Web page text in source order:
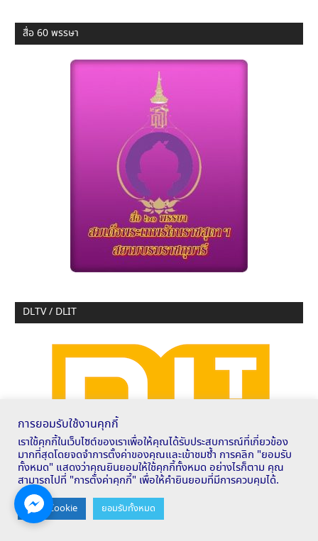
สื่อ 60 พรรษา
DLTV / DLIT
การยอมรับใช้งานคุกกี้
เราใช้คุกกี้ในเว็บไซต์ของเราเพื่อให้คุณได้รับประสบการณ์ที่เกี่ยวข้อง
มากที่สุดโดยจดจำการตั้งค่าของคุณและเข้าชมซ้ำ การคลิก "ยอมรับ
ทั้งหมด" แสดงว่าคุณยินยอมให้ใช้คุกกี้ทั้งหมด อย่างไรก็ตาม คุณ
สามารถไปที่ "การตั้งค่าคุกกี้" เพื่อให้คำยินยอมที่มีการควบคุมได้.
ตั้งค่า Cookie ยอมรับทั้งหมด